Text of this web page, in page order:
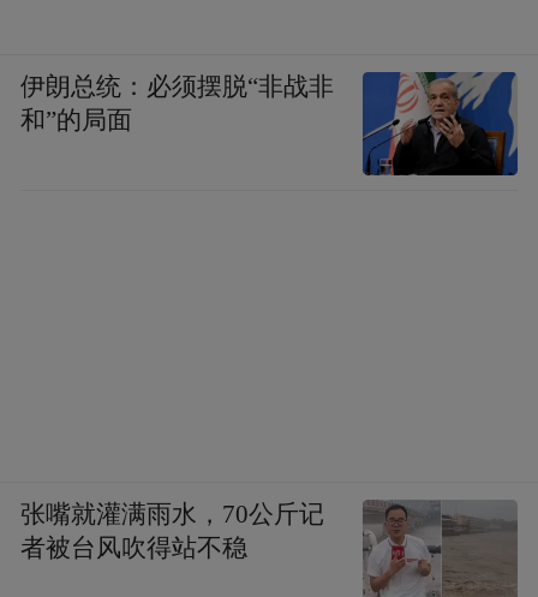
伊朗总统：必须摆脱“非战非
和”的局面
张嘴就灌满雨水，70公斤记
者被台风吹得站不稳